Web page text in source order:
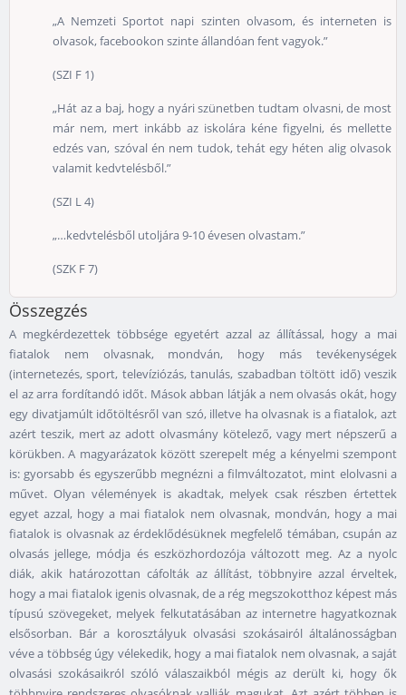
„A Nemzeti Sportot napi szinten olvasom, és interneten is
olvasok, facebookon szinte állandóan fent vagyok.”
(SZI F 1)
„Hát az a baj, hogy a nyári szünetben tudtam olvasni, de most
már nem, mert inkább az iskolára kéne figyelni, és mellette
edzés van, szóval én nem tudok, tehát egy héten alig olvasok
valamit kedvtelésből.”
(SZI L 4)
„…kedvtelésből utoljára 9-10 évesen olvastam.”
(SZK F 7)
Összegzés
A megkérdezettek többsége egyetért azzal az állítással, hogy a mai
fiatalok nem olvasnak, mondván, hogy más tevékenységek
(internetezés, sport, televíziózás, tanulás, szabadban töltött idő) veszik
el az arra fordítandó időt. Mások abban látják a nem olvasás okát, hogy
egy divatjamúlt időtöltésről van szó, illetve ha olvasnak is a fiatalok, azt
azért teszik, mert az adott olvasmány kötelező, vagy mert népszerű a
körükben. A magyarázatok között szerepelt még a kényelmi szempont
is: gyorsabb és egyszerűbb megnézni a filmváltozatot, mint elolvasni a
művet. Olyan vélemények is akadtak, melyek csak részben értettek
egyet azzal, hogy a mai fiatalok nem olvasnak, mondván, hogy a mai
fiatalok is olvasnak az érdeklődésüknek megfelelő témában, csupán az
olvasás jellege, módja és eszközhordozója változott meg. Az a nyolc
diák, akik határozottan cáfolták az állítást, többnyire azzal érveltek,
hogy a mai fiatalok igenis olvasnak, de a rég megszokotthoz képest más
típusú szövegeket, melyek felkutatásában az internetre hagyatkoznak
elsősorban. Bár a korosztályuk olvasási szokásairól általánosságban
véve a többség úgy vélekedik, hogy a mai fiatalok nem olvasnak, a saját
olvasási szokásaikról szóló válaszaikból mégis az derült ki, hogy ők